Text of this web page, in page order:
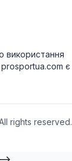
використання
prosportua.com є
rights reserved.